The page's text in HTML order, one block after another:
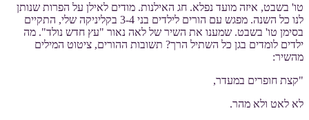
טו' בשבט, איזה מועד נפלא. חג האילנות. מודים לאילן על הפרות שנותן
לנו כל השנה. מפגש עם הורים לילדים בני 3-4 בקליניקה שלי, התקיים
בסימן טו' בשבט. שמענו את השיר של לאה נאור "עץ חדש נולד". מה
ילדים לומדים בגן כל השתיל הרך? תשובות ההורים, ציטוט המילים
מהשיר:
"קצת חופרים במעדר,
לא לאט ולא מהר.